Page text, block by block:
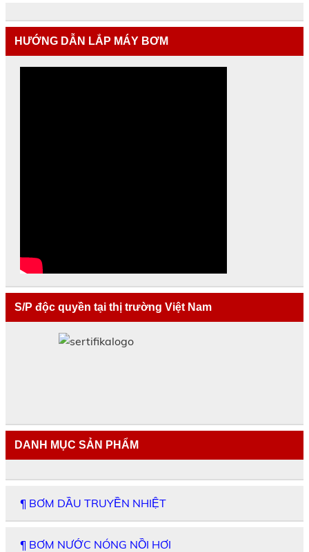
o
k
HƯỚNG DẪN LẮP MÁY BƠM
S/P độc quyền tại thị trường Việt Nam
DANH MỤC SẢN PHẨM
¶ BƠM DẦU TRUYỀN NHIỆT
¶ BƠM NƯỚC NÓNG NỒI HƠI